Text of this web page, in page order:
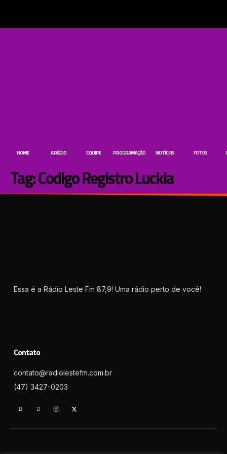
HOME A RÁDIO EQUIPE PROGRAMAÇÃO NOTÍCIAS FOTOS
Tag:Codigo Registro Luckia
Essa é a Rádio Leste Fm 87,9! Uma rádio perto de você!
Contato
contato@radiolestefm.com.br
(47) 3427-0203